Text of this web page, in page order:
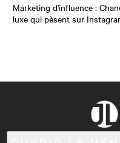
Marketing d'influence :
luxe qui pèsent sur